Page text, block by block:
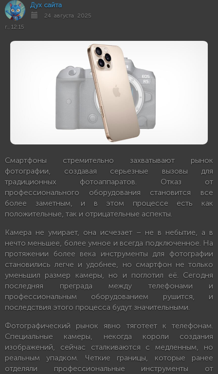
Дух сайта
24 августа 2025
г., 12:15
Смартфоны стремительно захватывают рынок
фотографии, создавая серьезные вызовы для
традиционных фотоаппаратов. Отказ от
профессионального оборудования становится все
более заметным, и в этом процессе есть как
положительные, так и отрицательные аспекты.
Камера не умирает, она исчезает – не в небытие, а в
нечто меньшее, более умное и всегда подключенное. На
протяжении более века инструменты для фотографии
становились легче и удобнее, но смартфон не только
уменьшил размер камеры, но и поглотил её. Сегодня
последняя преграда между телефонами и
профессиональным оборудованием рушится, и
последствия этого процесса будут значительными.
Фотографический рынок явно тяготеет к телефонам.
Специальные камеры, некогда короли создания
изображений, сейчас сталкиваются с медленным, но
реальным упадком. Четкие границы, которые ранее
отделяли профессиональные инструменты от